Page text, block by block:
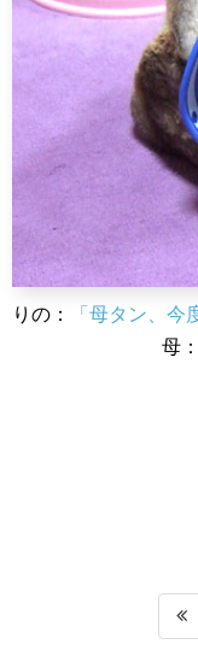
りの： 「母タン、今
母